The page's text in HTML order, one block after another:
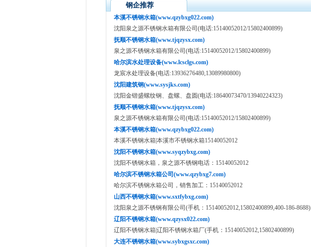
钢企推荐
本溪不锈钢水箱(www.qzybxg022.com)
沈阳泉之源不锈钢水箱有限公司(电话:15140052012/15802400899)
抚顺不锈钢水箱(www.tjqzysx.com)
泉之源不锈钢水箱有限公司(电话:15140052012/15802400899)
哈尔滨水处理设备(www.lcsclgs.com)
龙宸水处理设备(电话:13936276480,13089980800)
沈阳建筑钢(www.sysjks.com)
沈阳金锴盛螺纹钢、盘螺、盘圆(电话:18640073470/13940224323)
抚顺不锈钢水箱(www.tjqzysx.com)
泉之源不锈钢水箱有限公司(电话:15140052012/15802400899)
本溪不锈钢水箱(www.qzybxg022.com)
本溪不锈钢水箱|本溪市不锈钢水箱15140052012
沈阳不锈钢水箱(www.syqzybxg.com)
沈阳不锈钢水箱，泉之源不锈钢电话：15140052012
哈尔滨不锈钢水箱公司(www.qzybxg7.com)
哈尔滨不锈钢水箱公司，销售加工：15140052012
山西不锈钢水箱(www.sxtfybxg.com)
沈阳泉之源不锈钢有限公司(手机：15140052012,15802400899,400-186-8688)
辽阳不锈钢水箱(www.qzysx022.com)
辽阳不锈钢水箱|辽阳不锈钢水箱厂(手机：15140052012,15802400899)
大连不锈钢水箱(www.sybxgsxc.com)